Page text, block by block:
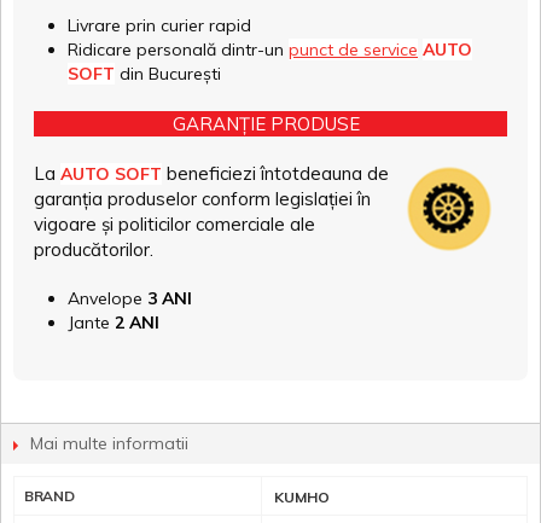
Livrare prin curier rapid
Ridicare personală dintr-un punct de service AUTO
SOFT din București
GARANȚIE PRODUSE
La AUTO SOFT beneficiezi întotdeauna de
garanția produselor conform legislației în
vigoare și politicilor comerciale ale
producătorilor.
Anvelope 3 ANI
Jante 2 ANI
Mai multe informatii
BRAND KUMHO